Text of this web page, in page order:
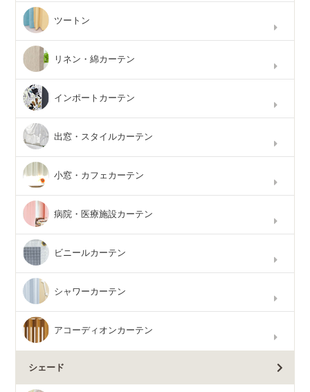
ツートン
リネン・綿カーテン
インポートカーテン
出窓・スタイルカーテン
小窓・カフェカーテン
病院・医療施設カーテン
ビニールカーテン
シャワーカーテン
アコーディオンカーテン
シェード